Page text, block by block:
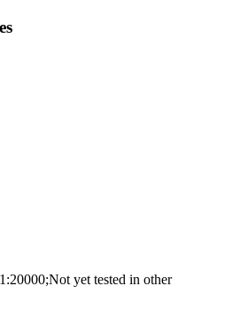
yet tested in other